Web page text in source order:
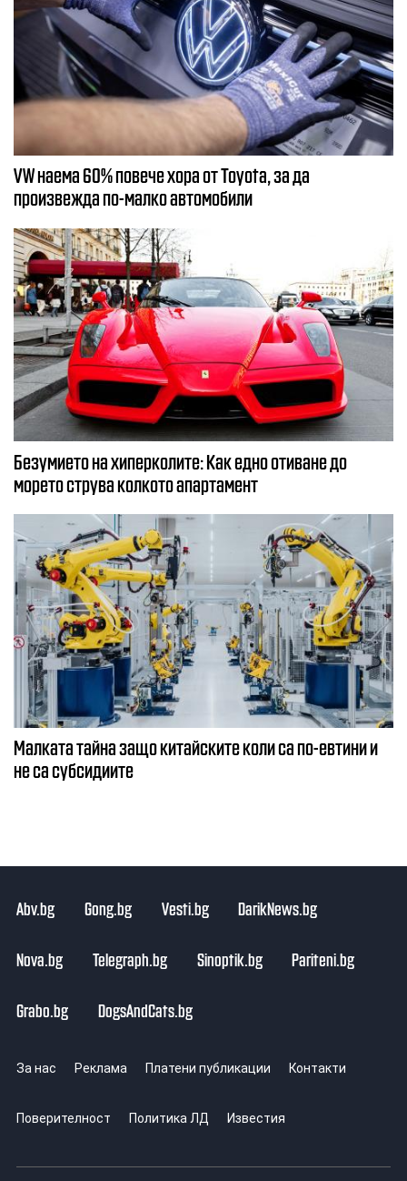
VW наема 60% повече хора от Toyota, за да
произвежда по-малко автомобили
Безумието на хиперколите: Как едно отиване до
морето струва колкото апартамент
Малката тайна защо китайските коли са по-евтини и
не са субсидиите
Abv.bg Gong.bg Vesti.bg DarikNews.bg
Nova.bg Telegraph.bg Sinoptik.bg Pariteni.bg
Grabo.bg DogsAndCats.bg
За нас Реклама Платени публикации Контакти
Поверителност Политика ЛД Известия